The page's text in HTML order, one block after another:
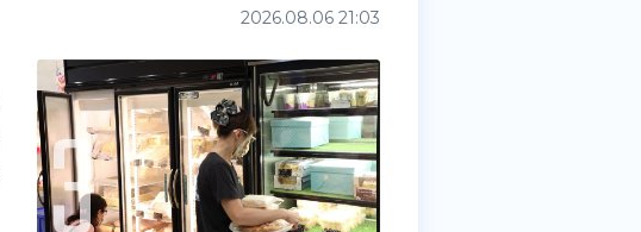
2026.08.06 21:03